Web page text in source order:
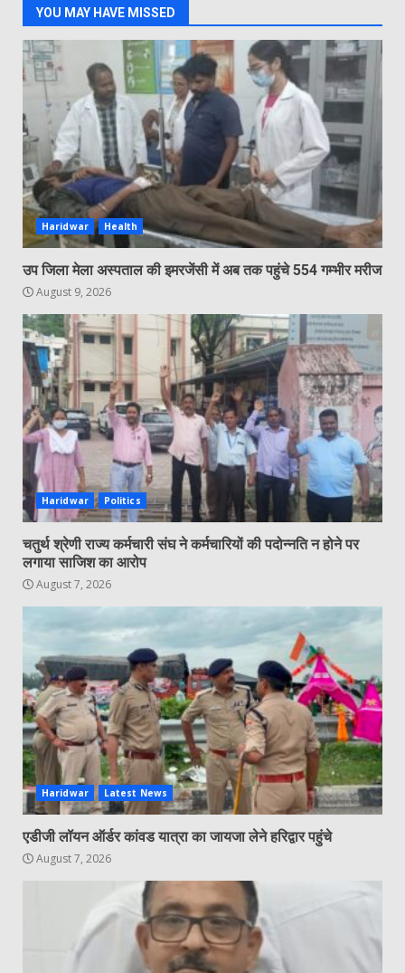
YOU MAY HAVE MISSED
Haridwar Health
उप जिला मेला अस्पताल की इमरजेंसी में अब तक पहुंचे 554 गम्भीर मरीज
August 9, 2026
Haridwar Politics
चतुर्थ श्रेणी राज्य कर्मचारी संघ ने कर्मचारियों की पदोन्नति न होने पर
लगाया साजिश का आरोप
August 7, 2026
Haridwar Latest News
एडीजी लॉयन ऑर्डर कांवड यात्रा का जायजा लेने हरिद्वार पहुंचे
August 7, 2026